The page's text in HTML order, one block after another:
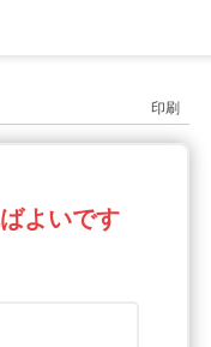
印刷
よいです